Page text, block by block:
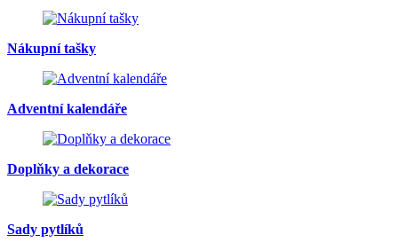
Nákupní tašky
Adventní kalendáře
Doplňky a dekorace
Sady pytlíků